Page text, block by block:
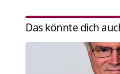
Das könnte dich